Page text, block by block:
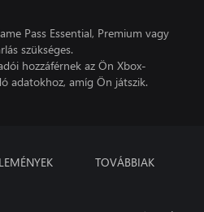
Pass Essential, Premium vagy
szükséges.
hozzáférnek az Ön Xbox-
adatokhoz, amíg Ön játszik.
TOVÁBBIAK